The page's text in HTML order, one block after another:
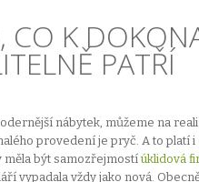
CO K
PATŘÍ
nábytek, můžeme na
provedení je pryč. A to platí
měla být samozřejmostí úklidová
vypadala vždy jako nová.